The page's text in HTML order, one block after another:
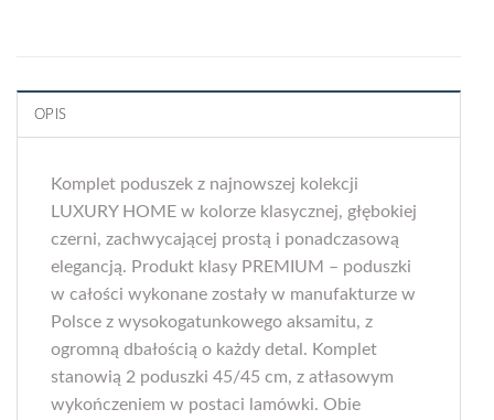
OPIS
Komplet poduszek z najnowszej kolekcji
LUXURY HOME w kolorze klasycznej, głębokiej
czerni, zachwycającej prostą i ponadczasową
elegancją. Produkt klasy PREMIUM – poduszki
w całości wykonane zostały w manufakturze w
Polsce z wysokogatunkowego aksamitu, z
ogromną dbałością o każdy detal. Komplet
stanowią 2 poduszki 45/45 cm, z atłasowym
wykończeniem w postaci lamówki. Obie